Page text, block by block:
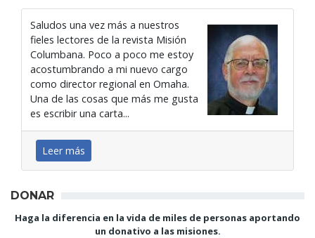
Saludos una vez más a nuestros
fieles lectores de la revista Misión
Columbana. Poco a poco me estoy
acostumbrando a mi nuevo cargo
como director regional en Omaha.
Una de las cosas que más me gusta
es escribir una carta...
Leer más
DONAR
Haga la diferencia en la vida de miles de personas aportando
un donativo a las misiones.